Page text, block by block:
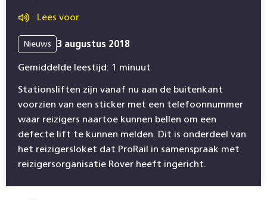
Lees voor
Nieuws 3 augustus 2018
Gemiddelde leestijd: 1 minuut
Stationsliften zijn vanaf nu aan de buitenkant
voorzien van een sticker met een telefoonnummer
waar reizigers naartoe kunnen bellen om een
defecte lift te kunnen melden. Dit is onderdeel van
het reizigersloket dat ProRail in samenspraak met
reizigersorganisatie Rover heeft ingericht.